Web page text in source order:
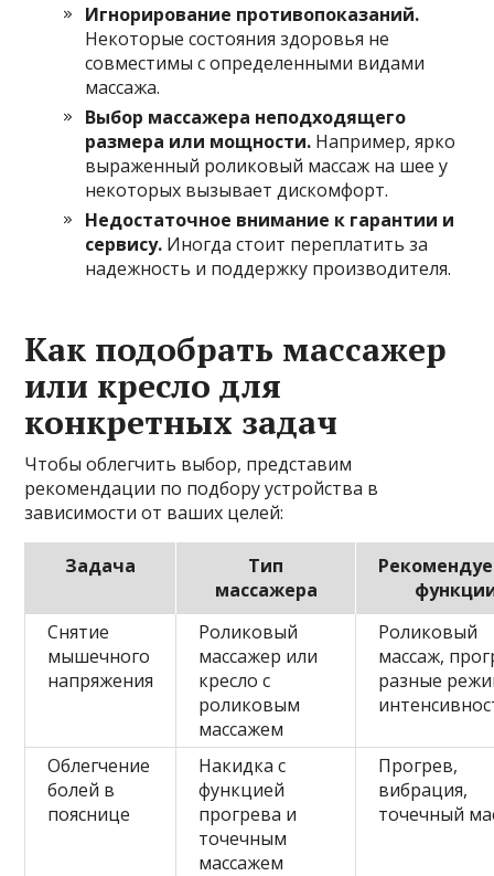
Игнорирование противопоказаний.
Некоторые состояния здоровья не
совместимы с определенными видами
массажа.
Выбор массажера неподходящего
размера или мощности. Например, ярко
выраженный роликовый массаж на шее у
некоторых вызывает дискомфорт.
Недостаточное внимание к гарантии и
сервису. Иногда стоит переплатить за
надежность и поддержку производителя.
Как подобрать массажер
или кресло для
конкретных задач
Чтобы облегчить выбор, представим
рекомендации по подбору устройства в
зависимости от ваших целей:
Задача
Тип
массажера
Снятие
мышечного
напряжения
Роликовый
массажер или
кресло с
роликовым
массажем
Роликовый
массаж,
разные
Облегчение
болей в
пояснице
Накидка с
функцией
прогрева и
точечным
массажем
Прогрев,
вибрация,
точечный